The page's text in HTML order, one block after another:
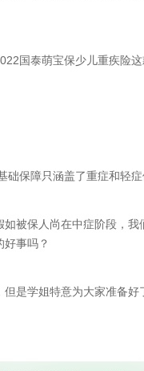
国泰萌宝保少儿重疾险
保障只涵盖了重症和轻
被保人尚在中症阶段，
好事吗？
是学姐特意为大家准备